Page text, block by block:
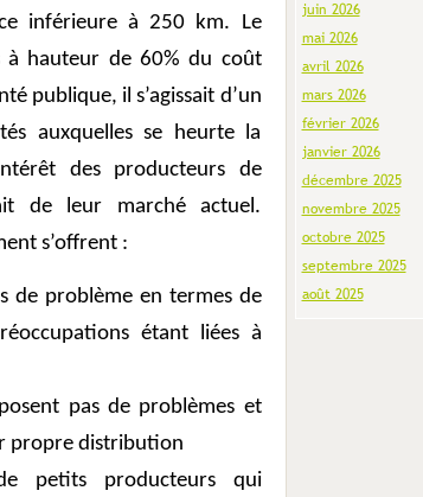
inférieure à 250 km. Le
à hauteur de 60% du coût
publique, il s’agissait d’un
auxquelles se heurte la
des producteurs de
de leur marché actuel.
s’offrent :
de problème en termes de
étant liées à
pas de problèmes et
propre distribution
petits producteurs qui
juin 2026
mai 2026
avril 2026
mars 2026
février 2026
janvier 2026
décembre 2025
novembre 2025
octobre 2025
septembre 2025
août 2025